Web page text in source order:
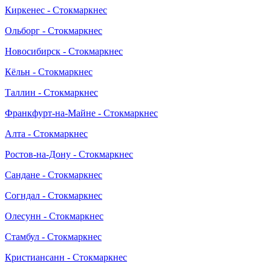
Киркенес - Стокмаркнес
Ольборг - Стокмаркнес
Новосибирск - Стокмаркнес
Кёльн - Стокмаркнес
Таллин - Стокмаркнес
Франкфурт-на-Майне - Стокмаркнес
Алта - Стокмаркнес
Ростов-на-Дону - Стокмаркнес
Сандане - Стокмаркнес
Согндал - Стокмаркнес
Олесунн - Стокмаркнес
Стамбул - Стокмаркнес
Кристиансанн - Стокмаркнес